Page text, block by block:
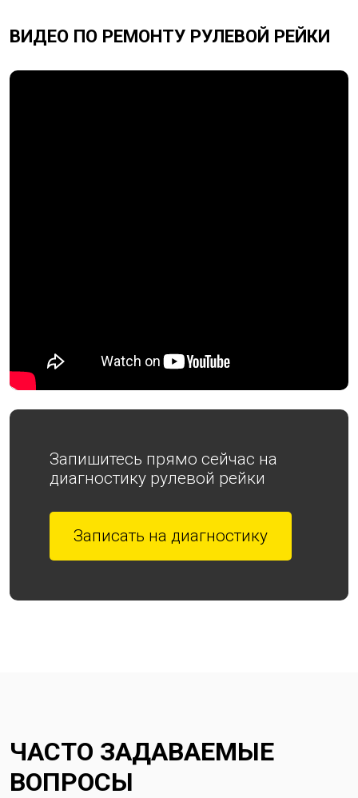
ВИДЕО ПО РЕМОНТУ РУЛЕВОЙ РЕЙКИ
Запишитесь прямо сейчас на
диагностику рулевой рейки
Записать на диагностику
ЧАСТО ЗАДАВАЕМЫЕ
ВОПРОСЫ